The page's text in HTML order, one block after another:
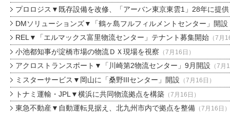
プロロジス▼既存設備を改修、「アーバン東京東雲1」28年に提供
DMソリューションズ▼「鶴ヶ島フルフィルメントセンター」開設
REL▼「エルマックス富里物流センター」テナント募集開始（7月
小池都知事が淀橋市場の物流ＤＸ現場を視察 （7月16日）
アクロストランスポート▼「川崎第2物流センター」9月開設 （7月
ミスターサービス▼岡山に「桑野IIIセンター」開設 （7月16日）
トナミ運輸・JPL▼横浜に共同物流拠点を構築（7月16日）
東急不動産▼自動運転見据え、北九州市内で拠点を整備（7月16日）